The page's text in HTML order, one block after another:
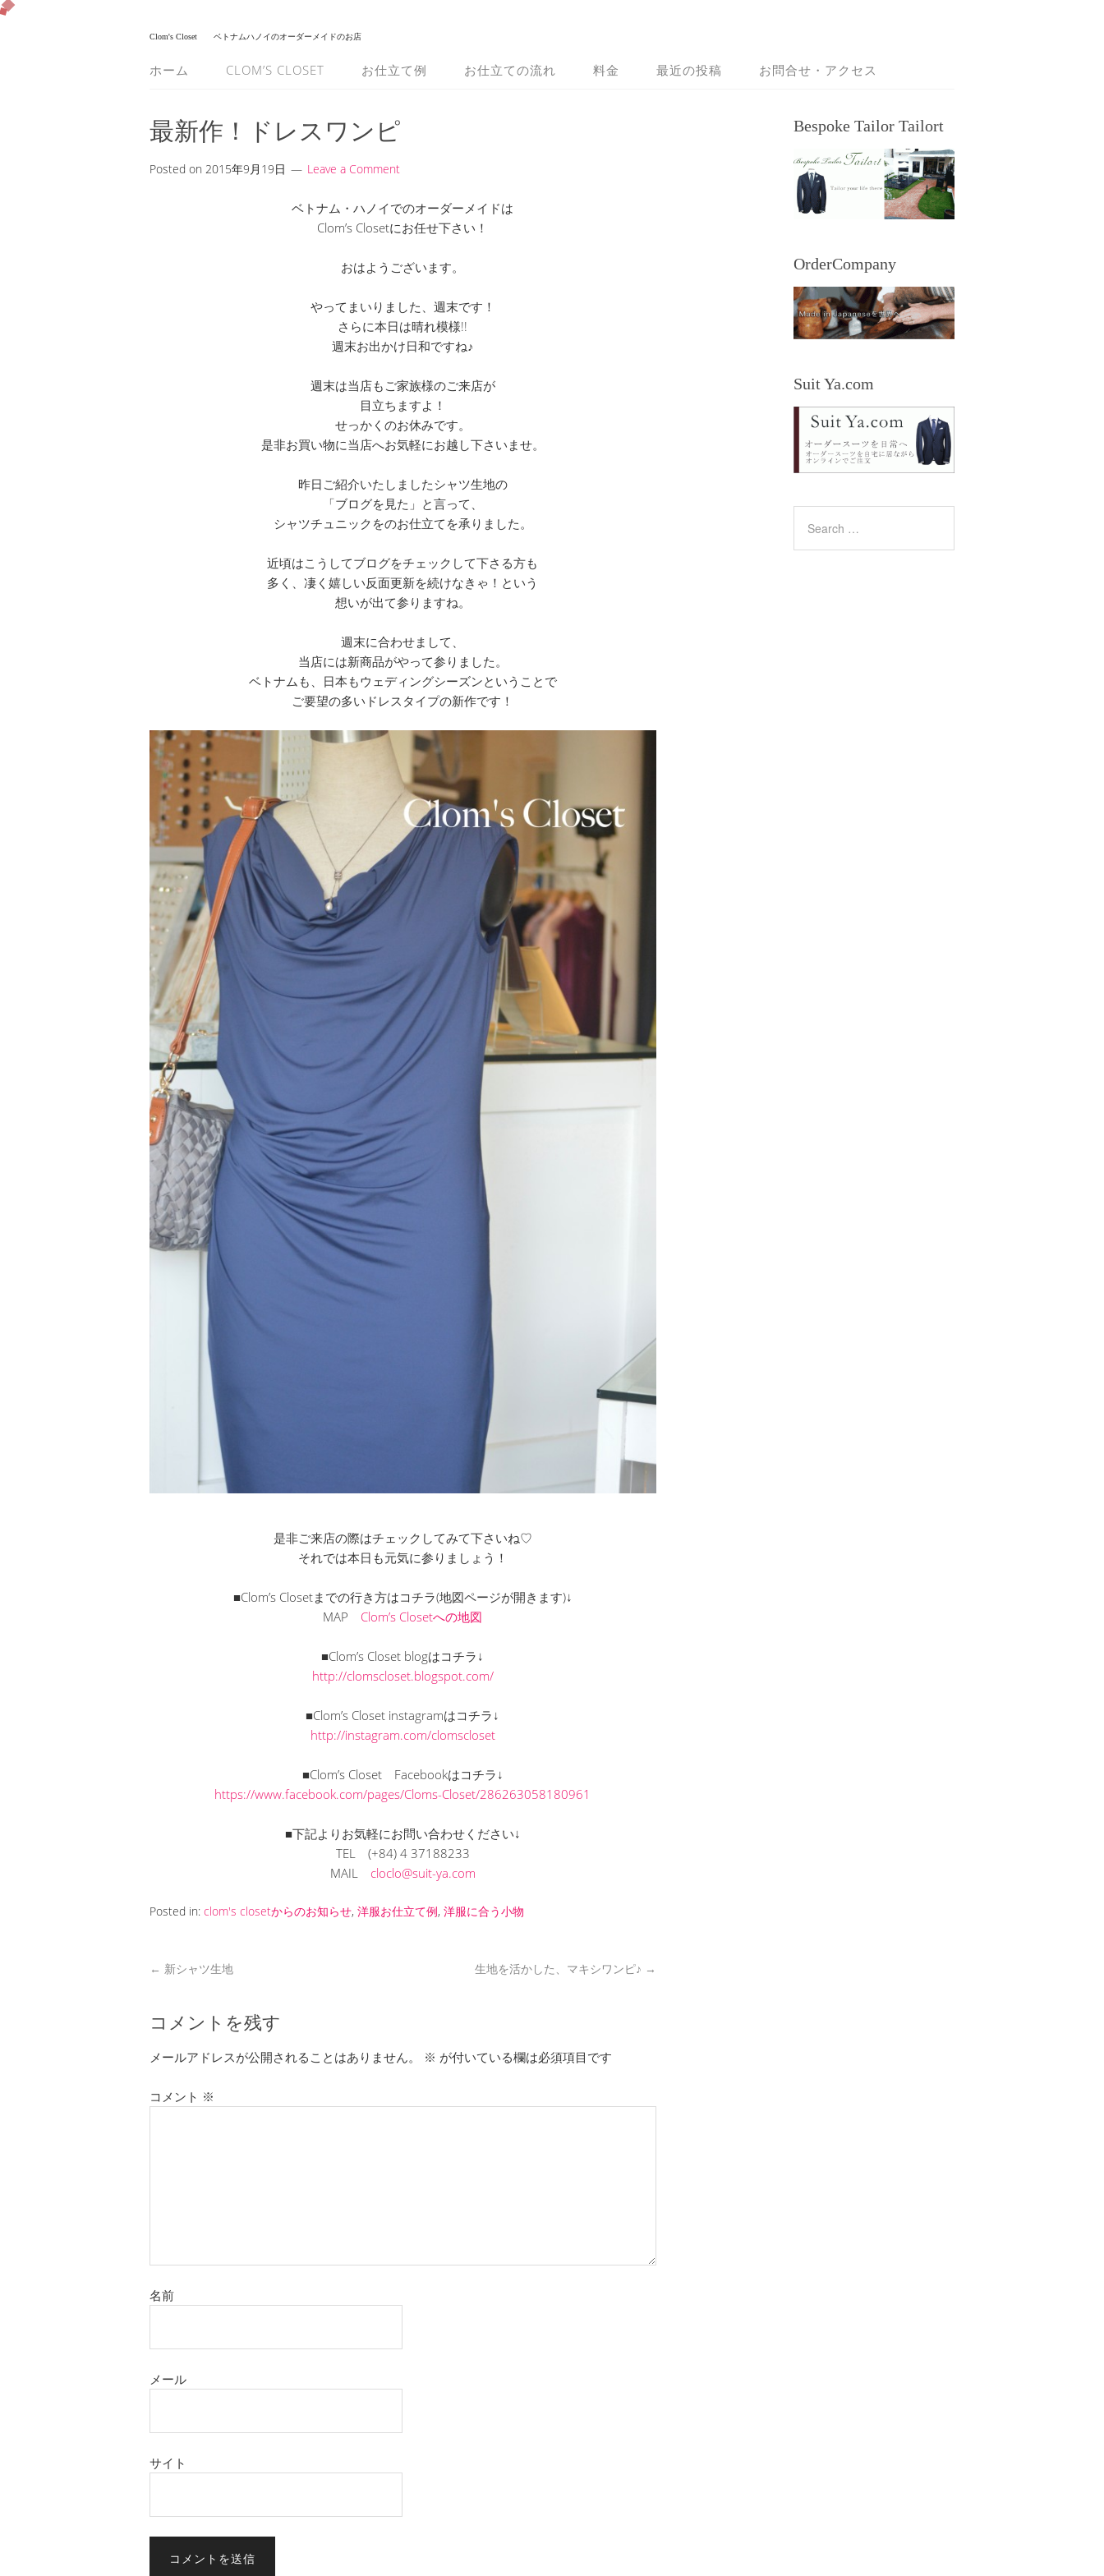
Clom's Closet ベトナムハノイのオーダーメイドのお店
ホーム CLOM’S CLOSET お仕立て例 お仕立ての流れ 料金 最近の投稿 お問合せ・アクセス
最新作！ドレスワンピ
Posted on 2015年9月19日 Leave a Comment
ベトナム・ハノイでのオーダーメイドは
Clom’s Closetにお任せ下さい！
おはようございます。
やってまいりました、週末です！
さらに本日は晴れ模様!!
週末お出かけ日和ですね♪
週末は当店もご家族様のご来店が
目立ちますよ！
せっかくのお休みです。
是非お買い物に当店へお気軽にお越し下さいませ。
昨日ご紹介いたしましたシャツ生地の
「ブログを見た」と言って、
シャツチュニックをのお仕立てを承りました。
近頃はこうしてブログをチェックして下さる方も
多く、凄く嬉しい反面更新を続けなきゃ！という
想いが出て参りますね。
週末に合わせまして、
当店には新商品がやって参りました。
ベトナムも、日本もウェディングシーズンということで
ご要望の多いドレスタイプの新作です！
是非ご来店の際はチェックしてみて下さいね♡
それでは本日も元気に参りましょう！
■Clom’s Closetまでの行き方はコチラ(地図ページが開きます)↓
MAP Clom’s Closetへの地図
■Clom’s Closet blogはコチラ↓
http://clomscloset.blogspot.com/
■Clom’s Closet instagramはコチラ↓
http://instagram.com/clomscloset
■Clom’s Closet Facebookはコチラ↓
https://www.facebook.com/pages/Cloms-Closet/286263058180961
■下記よりお気軽にお問い合わせください↓
TEL (+84) 4 37188233
MAIL cloclo@suit-ya.com
Posted in: clom's closetからのお知らせ, 洋服お仕立て例, 洋服に合う小物
← 新シャツ生地 生地を活かした、マキシワンピ♪ →
コメントを残す
メールアドレスが公開されることはありません。 ※ が付いている欄は必須項目です
コメント ※
名前
メール
サイト
Bespoke Tailor Tailort
OrderCompany
Suit Ya.com